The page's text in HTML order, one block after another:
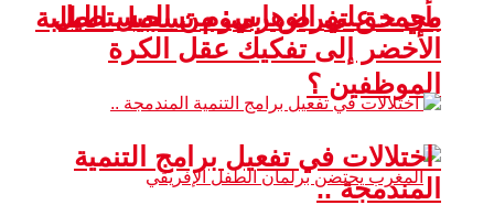
بأي حق تفرض رسوم تسجيل الطلبة
الموظفين ؟
محمد علي الوهابي: من المستطيل
الأخضر إلى تفكيك عقل الكرة
اختلالات في تفعيل برامج التنمية
المندمجة ..